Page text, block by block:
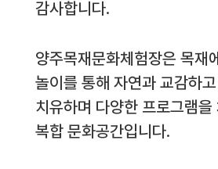
감사합니다.
양주목재문화체험장은 목재
놀이를 통해 자연과 교감하
치유하며 다양한 프로그램을
복합 문화공간입니다.